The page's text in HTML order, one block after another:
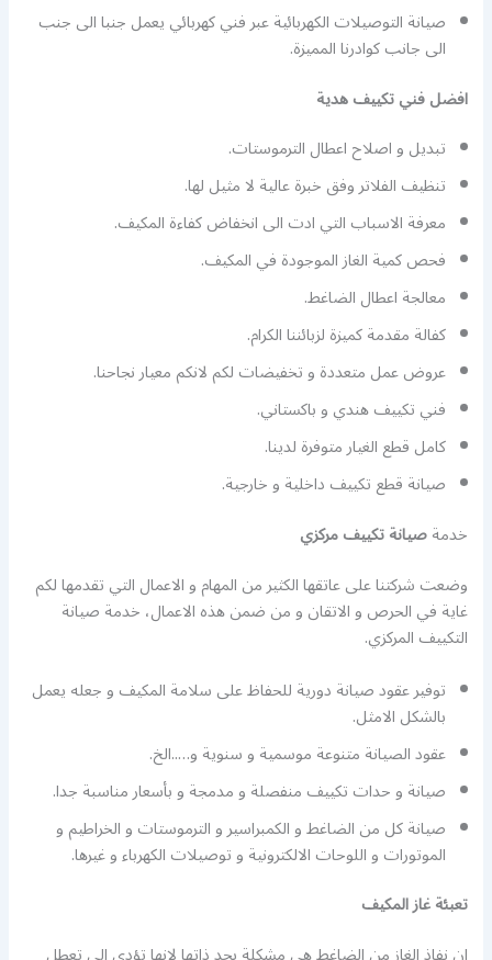
صيانة التوصيلات الكهربائية عبر فني كهربائي يعمل جنبا الى جنب
الى جانب كوادرنا المميزة.
افضل فني تكييف هدية
تبديل و اصلاح اعطال الترموستات.
تنظيف الفلاتر وفق خبرة عالية لا مثيل لها.
معرفة الاسباب التي ادت الى انخفاض كفاءة المكيف.
فحص كمية الغاز الموجودة في المكيف.
معالجة اعطال الضاغط.
كفالة مقدمة كميزة لزبائننا الكرام.
عروض عمل متعددة و تخفيضات لكم لانكم معيار نجاحنا.
فني تكييف هندي و باكستاني.
كامل قطع الغيار متوفرة لدينا.
صيانة قطع تكييف داخلية و خارجية.
خدمةصيانة تكييف مركزي
وضعت شركتنا على عاتقها الكثير من المهام و الاعمال التي تقدمها لكم
غاية في الحرص و الاتقان و من ضمن هذه الاعمال، خدمة صيانة
التكييف المركزي.
توفير عقود صيانة دورية للحفاظ على سلامة المكيف و جعله يعمل
بالشكل الامثل.
عقود الصيانة متنوعة موسمية و سنوية و…..الخ.
صيانة و حدات تكييف منفصلة و مدمجة و بأسعار مناسبة جدا.
صيانة كل من الضاغط و الكمبراسير و الترموستات و الخراطيم و
الموتورات و اللوحات الالكترونية و توصيلات الكهرباء و غيرها.
تعبئة غاز المكيف